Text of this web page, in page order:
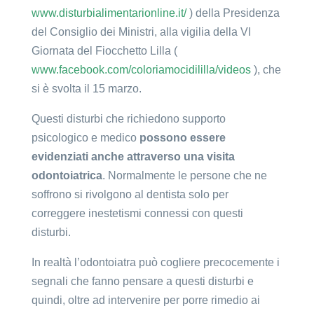
www.disturbialimentarionline.it/) della Presidenza
del Consiglio dei Ministri, alla vigilia della VI
Giornata del Fiocchetto Lilla (
www.facebook.com/coloriamocidililla/videos), che
si è svolta il 15 marzo.
Questi disturbi che richiedono supporto
psicologico e medico possono essere
evidenziati anche attraverso una visita
odontoiatrica. Normalmente le persone che ne
soffrono si rivolgono al dentista solo per
correggere inestetismi connessi con questi
disturbi.
In realtà l’odontoiatra può cogliere precocemente i
segnali che fanno pensare a questi disturbi e
quindi, oltre ad intervenire per porre rimedio ai